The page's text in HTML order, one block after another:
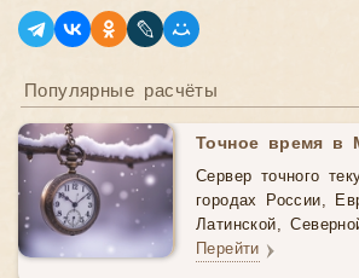
Популярные расчёты
Точное время в
Сервер точного
городах России,
Латинской,
Перейти